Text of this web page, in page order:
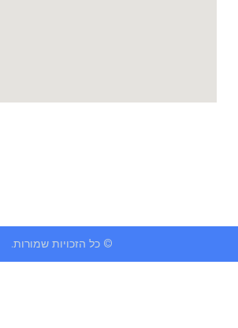
© כל הזכויות שמורות.